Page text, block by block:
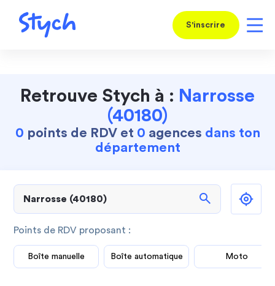
S'inscrire
Retrouve Stych à : Narrosse
(40180)
0 points de RDV et 0 agences dans ton
département
search
Points de RDV proposant :
Boîte manuelle Boîte automatique Moto